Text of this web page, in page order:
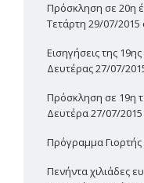
Πρόσκληση σε 20η
Τετάρτη 29/07/2015
Εισηγήσεις της
Δευτέρας 27/07/
Πρόσκληση σε 19η
Δευτέρα 27/07/2015
Πρόγραμμα
Πενήντα χιλιάδες